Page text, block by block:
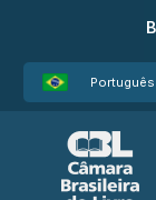
Português